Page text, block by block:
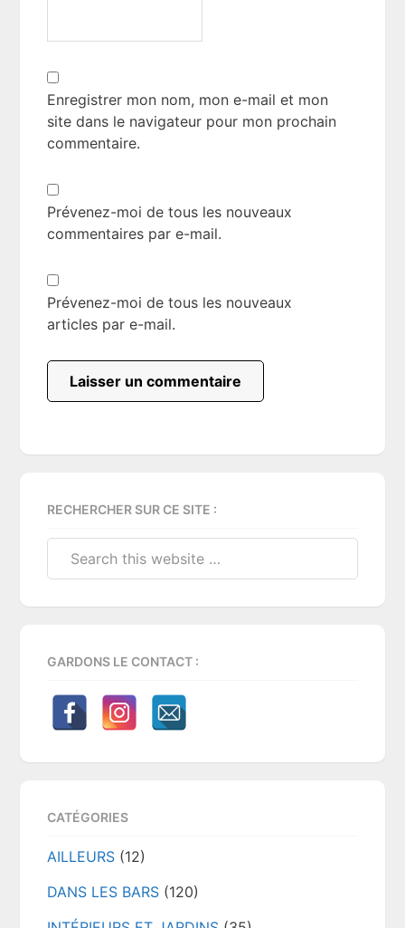
Enregistrer mon nom, mon e-mail et mon
site dans le navigateur pour mon prochain
commentaire.
Prévenez-moi de tous les nouveaux
commentaires par e-mail.
Prévenez-moi de tous les nouveaux
articles par e-mail.
Sidebar
RECHERCHER SUR CE SITE :
GARDONS LE CONTACT :
CATÉGORIES
AILLEURS (12)
DANS LES BARS (120)